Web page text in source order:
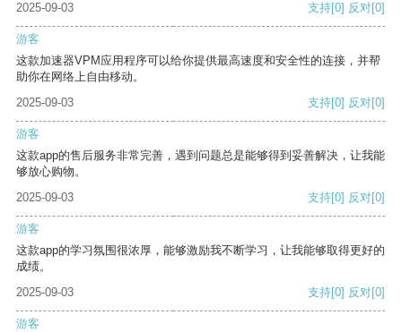
2025-09-03 支持[0] 反对[0]
游客
这款加速器VPM应用程序可以给你提供最高速度和安全性的连接，并帮
助你在网络上自由移动。
2025-09-03
支持[0] 反对[0]
游客
这款app的售后服务非常完善，遇到问题总是能够得到妥善解决，让我能
够放心购物。
2025-09-03
支持[0] 反对[0]
游客
这款app的学习氛围很浓厚，能够激励我不断学习，让我能够取得更好的
成绩。
2025-09-03
支持[0] 反对[0]
游客